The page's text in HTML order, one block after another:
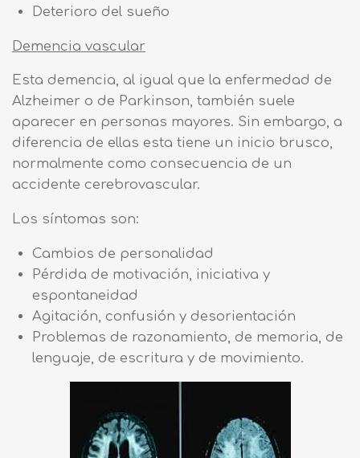
Deterioro del sueño
Demencia vascular
Esta demencia, al igual que la enfermedad de
Alzheimer o de Parkinson, también suele
aparecer en personas mayores. Sin embargo, a
diferencia de ellas esta tiene un inicio brusco,
normalmente como consecuencia de un
accidente cerebrovascular.
Los síntomas son:
Cambios de personalidad
Pérdida de motivación, iniciativa y
espontaneidad
Agitación, confusión y desorientación
Problemas de razonamiento, de memoria, de
lenguaje, de escritura y de movimiento.